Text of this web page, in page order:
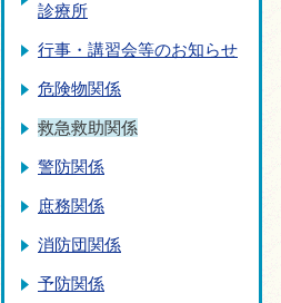
診療所
行事・講習会等のお知らせ
危険物関係
救急救助関係
警防関係
庶務関係
消防団関係
予防関係